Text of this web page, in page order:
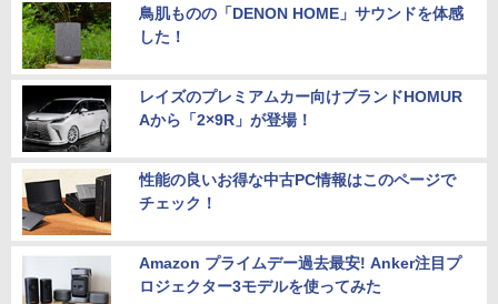
鳥肌ものの「DENON HOME」サウンドを体感
した！
レイズのプレミアムカー向けブランドHOMUR
Aから「2×9R」が登場！
性能の良いお得な中古PC情報はこのページで
チェック！
Amazon プライムデー過去最安! Anker注目プ
ロジェクター3モデルを使ってみた